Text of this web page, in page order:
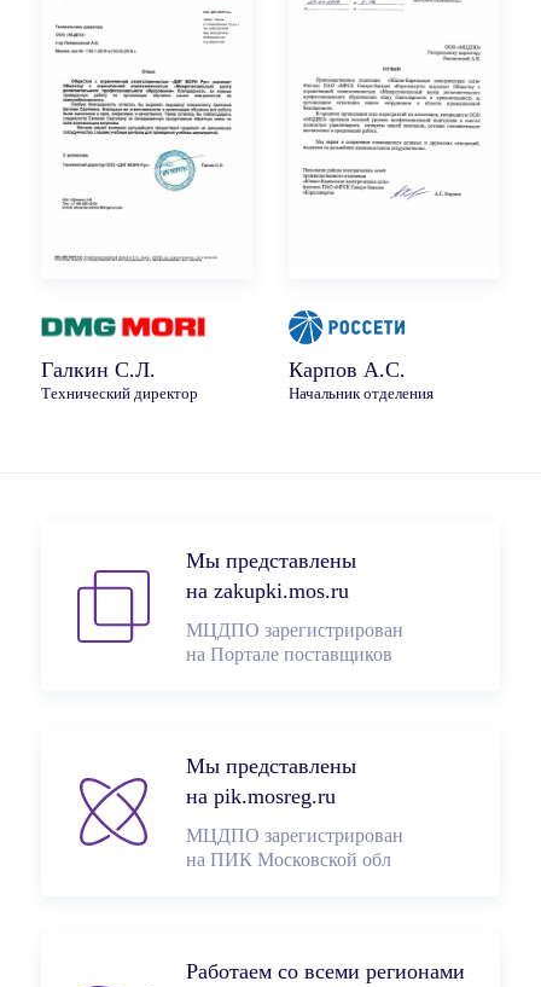
Галкин С.Л.
Технический директор
Карпов А.С.
Начальник отделения
Мы представлены
на zakupki.mos.ru
МЦДПО зарегистрирован
на Портале поставщиков
Мы представлены
на pik.mosreg.ru
МЦДПО зарегистрирован
на ПИК Московской обл
Работаем со всеми регионами